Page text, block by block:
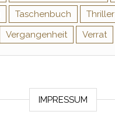
Taschenbuch Thriller
Vergangenheit Verrat
IMPRESSUM